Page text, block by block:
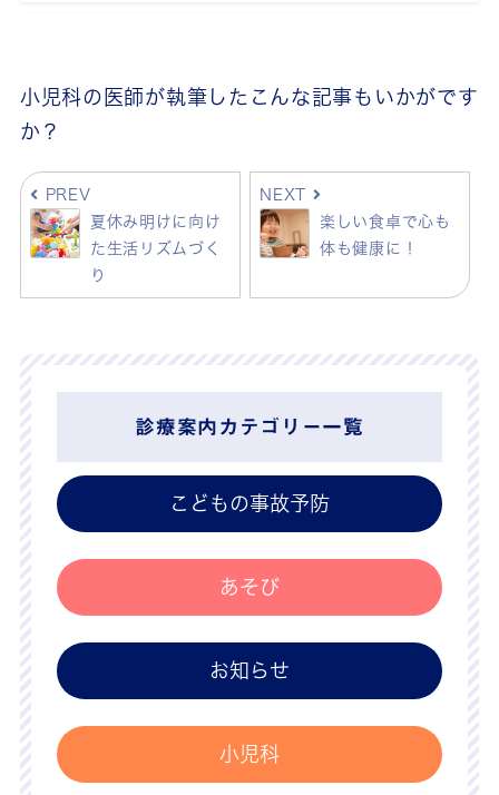
小児科の医師が執筆したこんな記事もいかがです
か？
PREV
夏休み明けに向け
た生活リズムづく
り
NEXT
楽しい食卓で心も
体も健康に！
診療案内カテゴリー一覧
こどもの事故予防
あそび
お知らせ
小児科